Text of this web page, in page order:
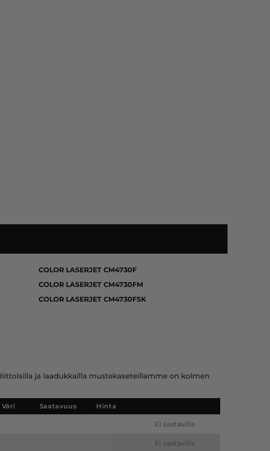
COLOR LASERJET CM4730F
COLOR LASERJET CM4730FM
COLOR LASERJET CM4730FSK
ja laadukkailla mustekaseteillamme on kolmen
Väri Saatavuus Hinta
Ei saatavilla
Ei saatavilla